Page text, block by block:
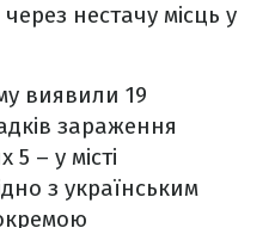
нестачу місць у
виявили 19
зараження
– у місті
з українським